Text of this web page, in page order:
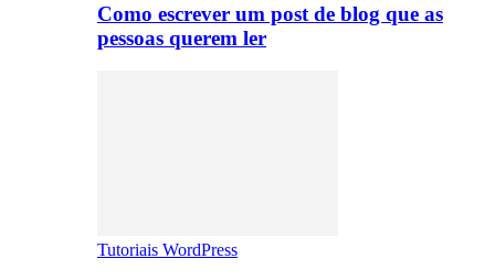
Como escrever um post de blog que as
pessoas querem ler
Tutoriais WordPress